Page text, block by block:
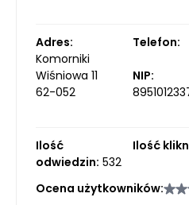
Adres:
Komorniki
Wiśniowa 11
62-052
Telefon:
NIP:
Ilość
odwiedzin: 532
Ilość
Ocena użytkowników: